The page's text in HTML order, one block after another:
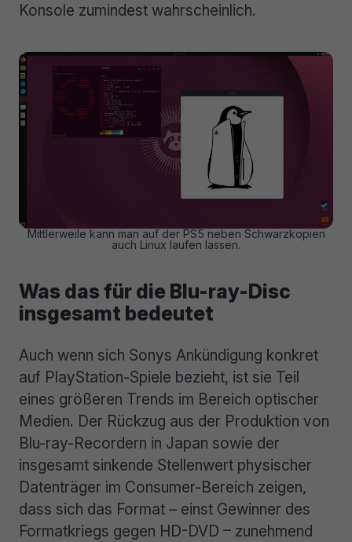
Konsole zumindest wahrscheinlich.
Mittlerweile kann man auf der PS5 neben Schwarzkopien
auch Linux laufen lassen.
Was das für die Blu-ray-Disc
insgesamt bedeutet
Auch wenn sich Sonys Ankündigung konkret
auf PlayStation-Spiele bezieht, ist sie Teil
eines größeren Trends im Bereich optischer
Medien. Der Rückzug aus der Produktion von
Blu-ray-Recordern in Japan sowie der
insgesamt sinkende Stellenwert physischer
Datenträger im Consumer-Bereich zeigen,
dass sich das Format – einst Gewinner des
Formatkriegs gegen HD-DVD – zunehmend